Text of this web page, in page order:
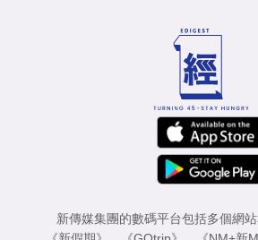
新傳媒集團的數碼平台包括多個網